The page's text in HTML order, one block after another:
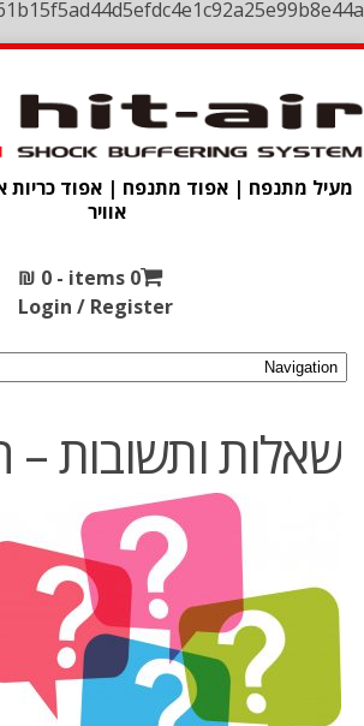
מעיל מתנפח | אפוד מתנפח | אפוד כריות
אוויר
0 items -
₪ 0
Login / Register
שאלות ותשובות –